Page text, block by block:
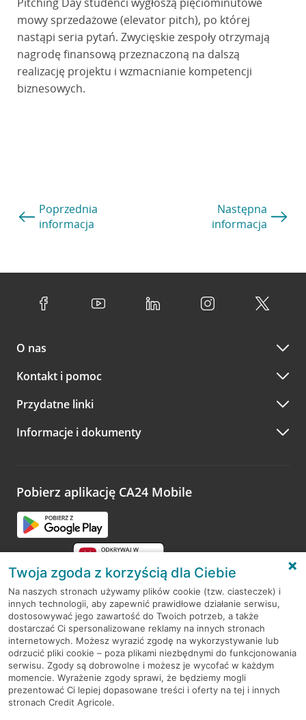
Pitching Day studenci wygłoszą pięciominutowe
mowy sprzedażowe (elevator pitch), po której
nastąpi seria pytań. Zwycięskie zespoły otrzymają
nagrodę finansową przeznaczoną na dalszą
realizację projektu i wzmacnianie kompetencji
biznesowych.
Poprzednia
informacja
Następna
informacja
O nas
Kontakt i pomoc
Przydatne linki
Informacje i dokumenty
Pobierz aplikację CA24 Mobile
RODO
Regulamin serwisu
Mapa serwisu
PolitykaCookies
Twoja zgoda z korzyścią dla Ciebie
Na naszych stronach używamy plików cookie (tzw. ciasteczek) i
innych technologii, aby zapewnić prawidłowe działanie serwisu,
dostosowywać jego zawartość do Twoich potrzeb, a także
dostarczać Ci spersonalizowane reklamy na innych stronach
internetowych. Możesz wyrazić zgodę na wykorzystywanie lub
odrzucić pliki cookie – poza plikami niezbędnymi do funkcjonowania
serwisu. Zgody są dobrowolne i możesz je wycofać w każdym
momencie. Wyrażenie zgody sprawi, że będziemy mogli
prezentować Ci lepiej dopasowane treści i oferty na tej i innych
stronach Credit Agricole.